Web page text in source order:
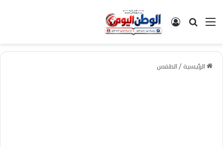
القائمةبحث عن تسجيل الدخول
الرئيسية/الطقس